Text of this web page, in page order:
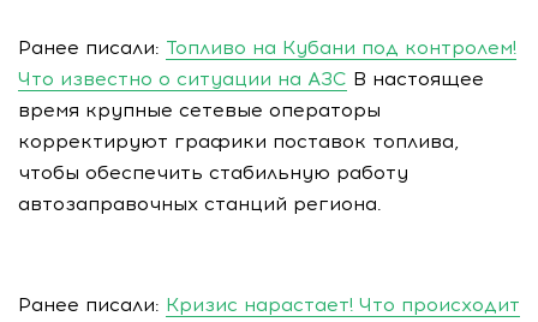
Ранее писали: Топливо на Кубани под контролем!
Что известно о ситуации на АЗС В настоящее
время крупные сетевые операторы
корректируют графики поставок топлива,
чтобы обеспечить стабильную работу
автозаправочных станций региона.
Ранее писали: Кризис нарастает! Что происходит